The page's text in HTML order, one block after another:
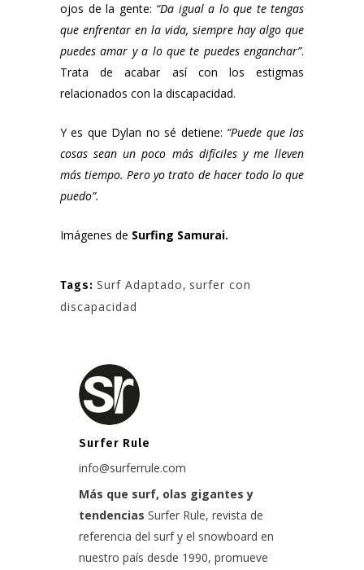
ojos de la gente: “Da igual a lo que te tengas
que enfrentar en la vida, siempre hay algo que
puedes amar y a lo que te puedes enganchar”.
Trata de acabar así con los estigmas
relacionados con la discapacidad.
Y es que Dylan no sé detiene: “Puede que las
cosas sean un poco más difíciles y me lleven
más tiempo. Pero yo trato de hacer todo lo que
puedo”.
Imágenes de Surfing Samurai.
Tags: Surf Adaptado, surfer con
discapacidad
Surfer Rule
info@surferrule.com
Más que surf, olas gigantes y
tendencias Surfer Rule, revista de
referencia del surf y el snowboard en
nuestro país desde 1990, promueve